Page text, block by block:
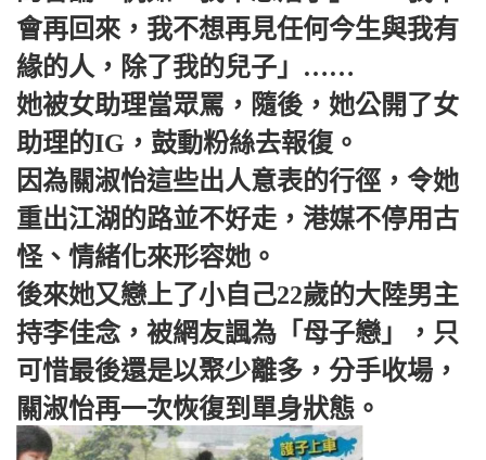
會再回來，我不想再見任何今生與我有
緣的人，除了我的兒子」……
她被女助理當眾罵，隨後，她公開了女
助理的IG，鼓動粉絲去報復。
因為關淑怡這些出人意表的行徑，令她
重出江湖的路並不好走，港媒不停用古
怪、情緒化來形容她。
後來她又戀上了小自己22歲的大陸男主
持李佳念，被網友諷為「母子戀」，只
可惜最後還是以聚少離多，分手收場，
關淑怡再一次恢復到單身狀態。